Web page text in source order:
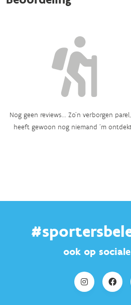
Nog geen reviews... Zo’n verborgen
heeft gewoon nog niemand ‘m
ook op